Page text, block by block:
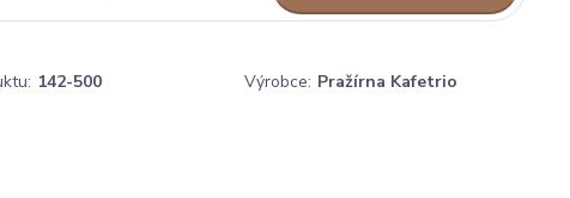
142-500 Výrobce: Pražírna Kafetrio